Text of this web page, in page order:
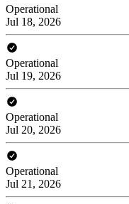
Operational
Jul 18, 2026
Operational
Jul 19, 2026
Operational
Jul 20, 2026
Operational
Jul 21, 2026